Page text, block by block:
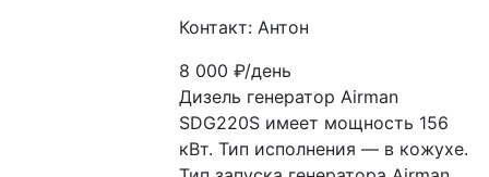
Контакт: Антон
8 000₽/день
Дизель генератор Airman
SDG220S имеет мощность 156
кВт. Тип исполнения — в кожухе.